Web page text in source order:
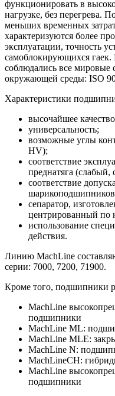
функционировать в
нагрузке, без перегрева.
меньших временных
характеризуются более
эксплуатации, точность
самоблокирующихся
соблюдались все мировые
окружающей среды: ISO
Характеристики
высочайшее
универсальность;
возможные углы
HV);
соответствие
преднатяга
соответствие
сепаратор,
центрированный по
использование
действия.
Линию MachLine
серии: 7000, 7200, 71900.
Кроме того, подшипники
MachLine
подшипники
MachLine ML:
MachLine MLE:
MachLine N:
MachLineCH:
MachLine
подшипники